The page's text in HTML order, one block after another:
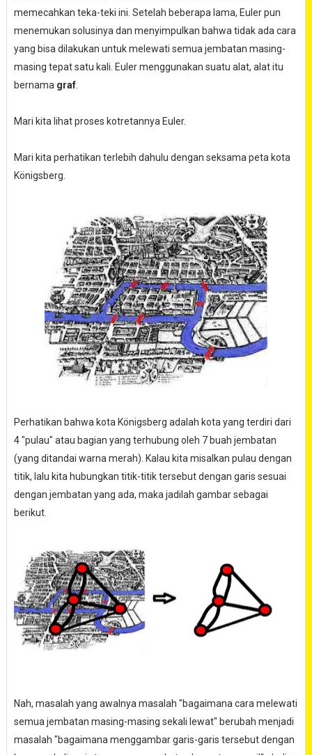
memecahkan teka-teki ini. Setelah beberapa lama, Euler pun
menemukan solusinya dan menyimpulkan bahwa tidak ada cara
yang bisa dilakukan untuk melewati semua jembatan masing-
masing tepat satu kali. Euler menggunakan suatu alat, alat itu
bernama graf.
Mari kita lihat proses kotretannya Euler.
Mari kita perhatikan terlebih dahulu dengan seksama peta kota
Königsberg.
Perhatikan bahwa kota Königsberg adalah kota yang terdiri dari
4 "pulau" atau bagian yang terhubung oleh 7 buah jembatan
(yang ditandai warna merah). Kalau kita misalkan pulau dengan
titik, lalu kita hubungkan titik-titik tersebut dengan garis sesuai
dengan jembatan yang ada, maka jadilah gambar sebagai
berikut.
Nah, masalah yang awalnya masalah "bagaimana cara melewati
semua jembatan masing-masing sekali lewat" berubah menjadi
masalah "bagaimana menggambar garis-garis tersebut dengan